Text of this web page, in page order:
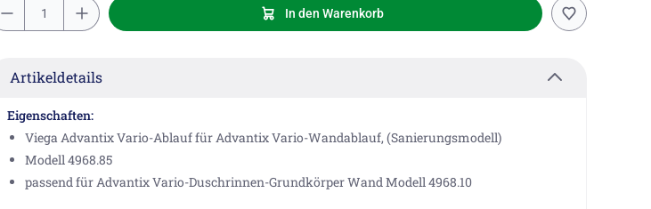
In den Warenkorb
Artikeldetails
Eigenschaften:
Viega Advantix Vario-Ablauf für Advantix Vario-Wandablauf, (Sanierungsmodell)
Modell 4968.85
passend für Advantix Vario-Duschrinnen-Grundkörper Wand Modell 4968.10